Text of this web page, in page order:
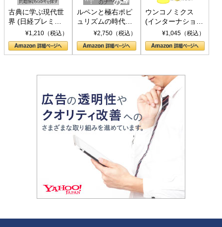
古典に学ぶ現代世
界 (日経プレミア
シリーズ)¥1,210（税込）
ルペンと極右ポピ
ュリズムの時代：
〈ヤヌス〉の二つ
の顔
¥2,750（税込）
ウンコノミクス
(インターナショナ
ル新書)¥1,045（税込）